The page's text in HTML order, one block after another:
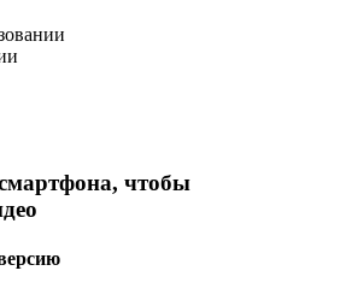
чтобы